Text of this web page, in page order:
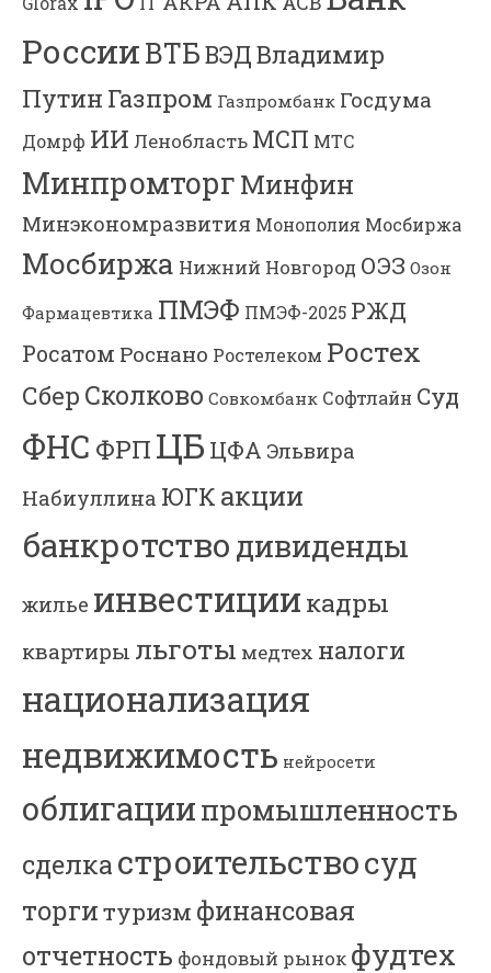
РоссииВТБВЭДВладимир
Путин Газпром Газпромбанк Госдума
Домрф ИИ Ленобласть МСП МТС
МинпромторгМинфин
Минэкономразвития Монополия Мосбиржа
Мосбиржа Нижний Новгород ОЭЗ Озон
Фармацевтика ПМЭФ ПМЭФ-2025 РЖД
Росатом Роснано Ростелеком Ростех
Сбер Сколково Совкомбанк Софтлайн Суд
ФНС ФРП ЦБ ЦФА Эльвира
Набиуллина ЮГК акции
банкротство дивиденды
жилье инвестиции кадры
квартиры льготы медтех налоги
национализация
недвижимость нейросети
облигациипромышленность
сделкастроительствосуд
торгитуризм финансовая
отчетность фондовый рынок фудтех